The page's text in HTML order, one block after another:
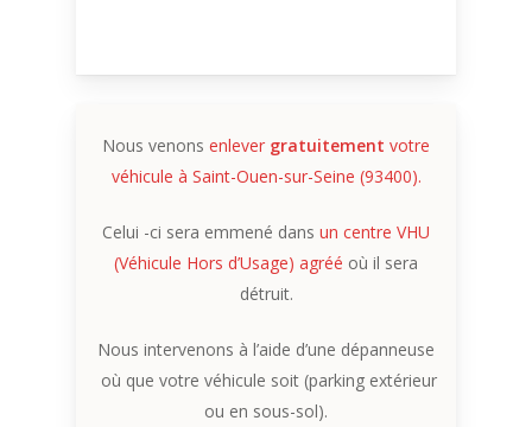
Nous venons enlever gratuitement votre
véhicule à Saint-Ouen-sur-Seine (93400).
Celui -ci sera emmené dans un centre VHU
(Véhicule Hors d’Usage) agréé où il sera
détruit.
Nous intervenons à l’aide d’une dépanneuse
où que votre véhicule soit (parking extérieur
ou en sous-sol).